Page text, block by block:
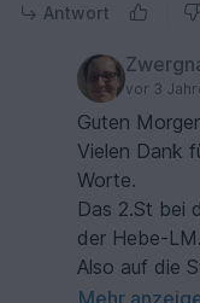
Antwort
vor 3
Guten
Vielen Dank
Worte.
Das 2.St bei
der Hebe-LM.
Also auf die
Mehr